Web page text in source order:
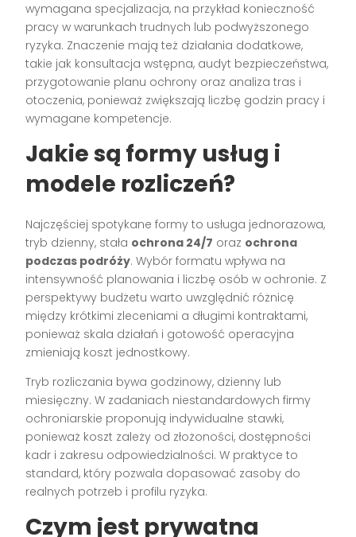
wymagana specjalizacja, na przykład konieczność
pracy w warunkach trudnych lub podwyższonego
ryzyka. Znaczenie mają też działania dodatkowe,
takie jak konsultacja wstępna, audyt bezpieczeństwa,
przygotowanie planu ochrony oraz analiza tras i
otoczenia, ponieważ zwiększają liczbę godzin pracy i
wymagane kompetencje.
Jakie są formy usług i
modele rozliczeń?
Najczęściej spotykane formy to usługa jednorazowa,
tryb dzienny, stała ochrona 24/7 oraz ochrona
podczas podróży. Wybór formatu wpływa na
intensywność planowania i liczbę osób w ochronie. Z
perspektywy budżetu warto uwzględnić różnicę
między krótkimi zleceniami a długimi kontraktami,
ponieważ skala działań i gotowość operacyjna
zmieniają koszt jednostkowy.
Tryb rozliczania bywa godzinowy, dzienny lub
miesięczny. W zadaniach niestandardowych firmy
ochroniarskie proponują indywidualne stawki,
ponieważ koszt zależy od złożoności, dostępności
kadr i zakresu odpowiedzialności. W praktyce to
standard, który pozwala dopasować zasoby do
realnych potrzeb i profilu ryzyka.
Czym jest prywatna